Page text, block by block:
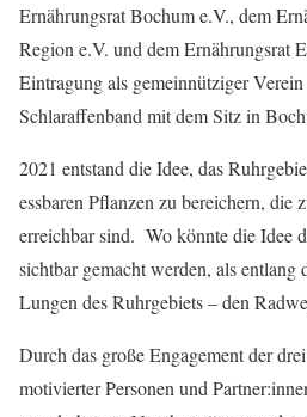
Ernährungsrat Bochum e.V., dem
Region e.V. und dem Ernährungsrat
Eintragung als gemeinnütziger
Schlaraffenband mit dem Sitz in
2021 entstand die Idee, das
essbaren Pflanzen zu bereichern, die
erreichbar sind. Wo könnte die Idee
sichtbar gemacht werden, als entlang
Lungen des Ruhrgebiets – den
Durch das große Engagement der
motivierter Personen und